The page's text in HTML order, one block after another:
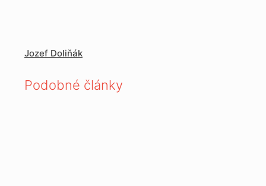
Jozef Doliňák
Podobné články